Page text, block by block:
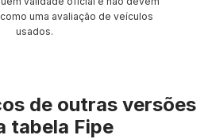
uma avaliação de veículos
usados.
de outras versões
tabela Fipe